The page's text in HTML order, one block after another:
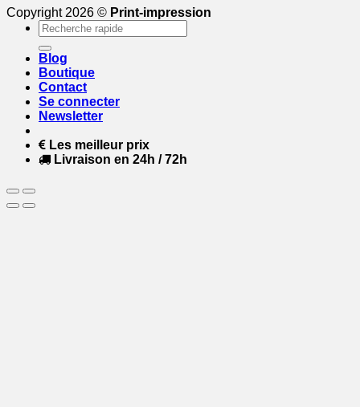
Copyright 2026 © Print-impression
Recherche
pour :
Blog
Boutique
Contact
Se connecter
Newsletter
Les meilleur prix
Livraison en 24h / 72h